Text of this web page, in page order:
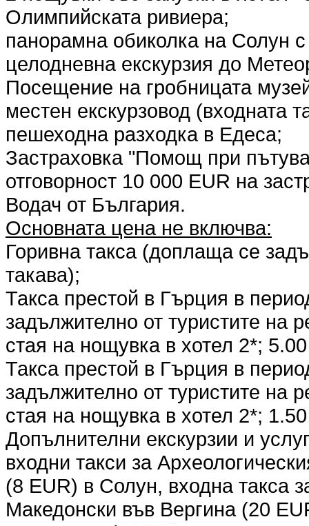
Олимпийската ривиера;
панорамна обиколка на Солун
целодневна екскурзия до
Посещение на гробницата
местен екскурзовод (входната
пешеходна разходка в Едеса;
Застраховка "Помощ при
отговорност 10 000 EUR на
Водач от България.
Основната цена не включва:
Горивна такса (доплаща се
такава);
Такса престой в Гърция в
задължително от туристите на
стая на нощувка в хотел 2*;
Такса престой в Гърция в
задължително от туристите на
стая на нощувка в хотел 2*;
Допълнителни екскурзии и
входни такси за
(8 EUR) в Солун, входна такса
Македонски във Вергина (20